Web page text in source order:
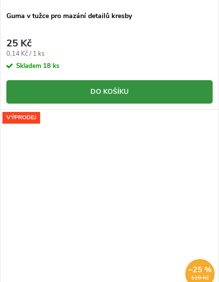
Guma v tužce pro mazání detailů kresby
25 Kč
Měrná
cena:
0,14 Kč / 1 ks
Skladem 18 ks
DO KOŠÍKU
VÝPRODEJ
119 Kč
–25 %